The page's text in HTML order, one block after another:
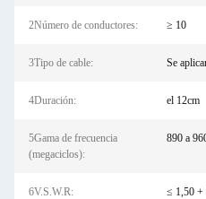
2Número de conductores: ≥ 10
3Tipo de cable: Se
4Duración: el 12cm
5Gama de frecuencia
(megaciclos):
890 a
6V.S.W.R: ≤ 1,50 +